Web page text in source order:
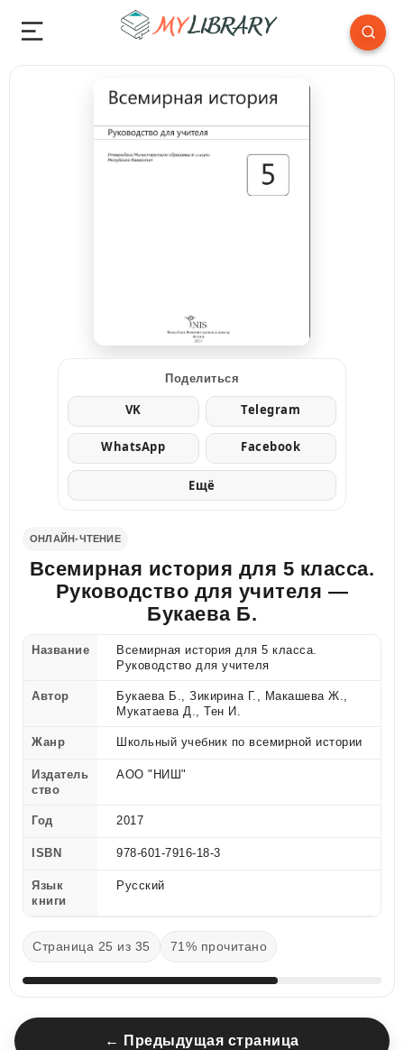
Поделиться
VK Telegram
WhatsApp Facebook
Ещё
ОНЛАЙН-ЧТЕНИЕ
Всемирная история для 5 класса.
Руководство для учителя —
Букаева Б.
Название
Всемирная история для 5 класса.
Руководство для учителя
Автор
Букаева Б., Зикирина Г., Макашева Ж.,
Мукатаева Д., Тен И.
Жанр Школьный учебник по всемирной истории
Издатель
ство
АОО "НИШ"
Год 2017
ISBN 978-601-7916-18-3
Язык
книги
Русский
Страница 25 из 35 71% прочитано
← Предыдущая страница